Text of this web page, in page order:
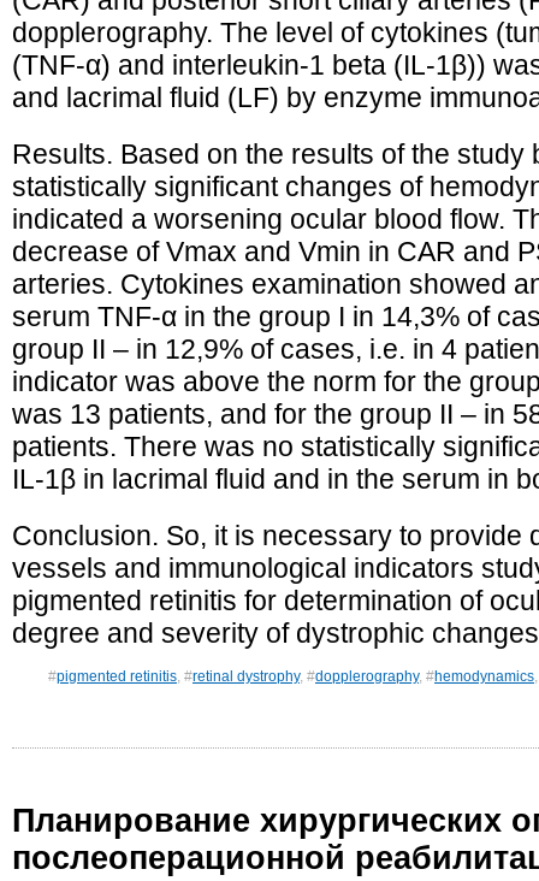
dopplerography. The level of cytokines
(TNF-α) and interleukin-1 beta (IL-1β))
and lacrimal fluid (LF) by enzyme
Results. Based on the results of the study
statistically significant changes of
indicated a worsening ocular blood flow.
decrease of Vmax and Vmin in CAR and
arteries. Cytokines examination showed
serum TNF-α in the group I in 14,3% of
group II – in 12,9% of cases, i.e. in 4
indicator was above the norm for the
was 13 patients, and for the group II – in
patients. There was no statistically
IL-1β in lacrimal fluid and in the serum in
Conclusion. So, it is necessary to provide
vessels and immunological indicators
pigmented retinitis for determination of
degree and severity of dystrophic
#pigmented retinitis, #retinal dystrophy, #dopplerography, #hemodynamics
Планирование хирургических
послеоперационной